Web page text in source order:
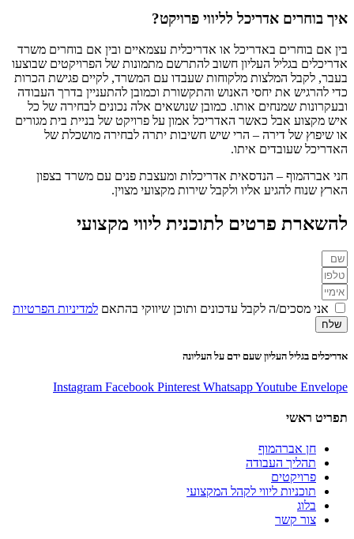
איך בוחרים אדריכל לליווי פרויקט?
בין אם בוחרים באדריכל או אדריכלית עצמאיים ובין אם בוחרים משרד
אדריכלים בגליל העליון חשוב להתרשם מתמונות של הפרויקטים שבוצעו
בעבר, לקבל המלצות מלקוחות שעבדו עם המשרד, לקיים פגישת הכרות
כדי להרגיש את יחסי האנוש והתקשורת וכמובן להתעניין בדרך העבודה
ובעקרונות שמנחים אותו. כמובן שנושאים אלה נכונים לבחירה של כל
איש מקצוע אבל כאשר האדריכל אמון על פרויקט של בניית בית מגורים
או שיפוץ של דירה – הרי שיש חשיבות יתרה לבחירה מושכלת של
האדריכל שעובדים איתו.
חני אברהמוף – הנדסאית אדריכלות ומעצבת פנים עם משרד בצפון
הארץ שנוח להגיע אליו ולקבל שירות מקצועי מצוין.
להשארת פרטים לתוכנית ליווי מקצועי
אני מסכים/ה לקבל עדכונים ותוכן שיווקי בהתאם למדיניות הפרטיות
שלח
אדריכלים בגליל העליון שעם ידם על העליונה
Instagram Facebook Pinterest WhatsappYoutube Envelope
תפריט ראשי
חן אברהמוף
תהליך העבודה
פרויקטים
תוכניות ליווי לקהל המקצועי
בלוג
צור קשר